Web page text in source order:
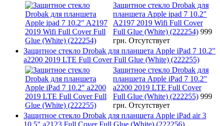
Защитное стекло Drobak для
планшета Apple ipad 7 10.2"
A2197 2019 Wifi Full Cover
Full Glue (White) (222254) 999
грн. Отсутствует
Защитное стекло Drobak для планшета Apple iPad 7 10.2"
a2200 2019 LTE Full Cover Full Glue (White) (222255)
Защитное стекло Drobak для
планшета Apple iPad 7 10.2"
a2200 2019 LTE Full Cover
Full Glue (White) (222255) 999
грн. Отсутствует
Защитное стекло Drobak для планшета Apple iPad air 3
10.5" a2123 Full Cover Full Glue (White) (222256)